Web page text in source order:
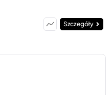
Szczegóły